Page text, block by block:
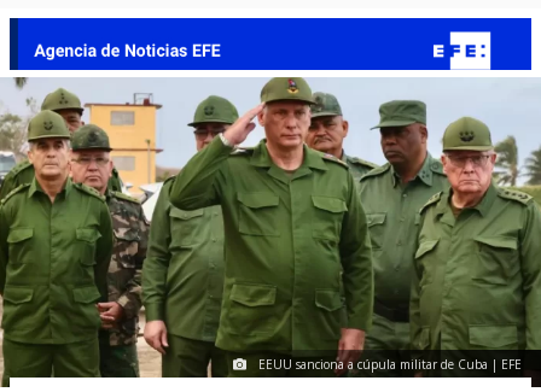
EEUU sanciona a cúpula militar de Cuba | EFE